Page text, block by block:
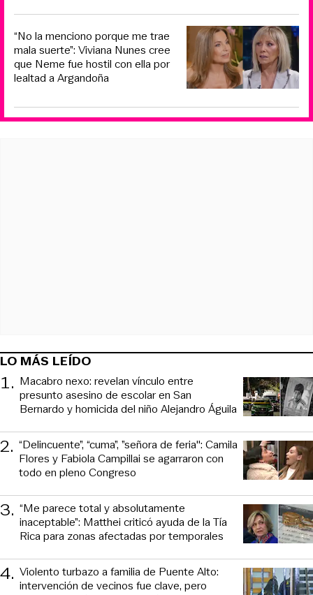
“No la menciono porque me trae
mala suerte”: Viviana Nunes cree
que Neme fue hostil con ella por
lealtad a Argandoña
LO MÁS LEÍDO
1. Macabro nexo: revelan vínculo entre
presunto asesino de escolar en San
Bernardo y homicida del niño Alejandro Águila
2. “Delincuente”, “cuma”, ”señora de feria": Camila
Flores y Fabiola Campillai se agarraron con
todo en pleno Congreso
3. “Me parece total y absolutamente
inaceptable”: Matthei criticó ayuda de la Tía
Rica para zonas afectadas por temporales
4. Violento turbazo a familia de Puente Alto:
intervención de vecinos fue clave, pero